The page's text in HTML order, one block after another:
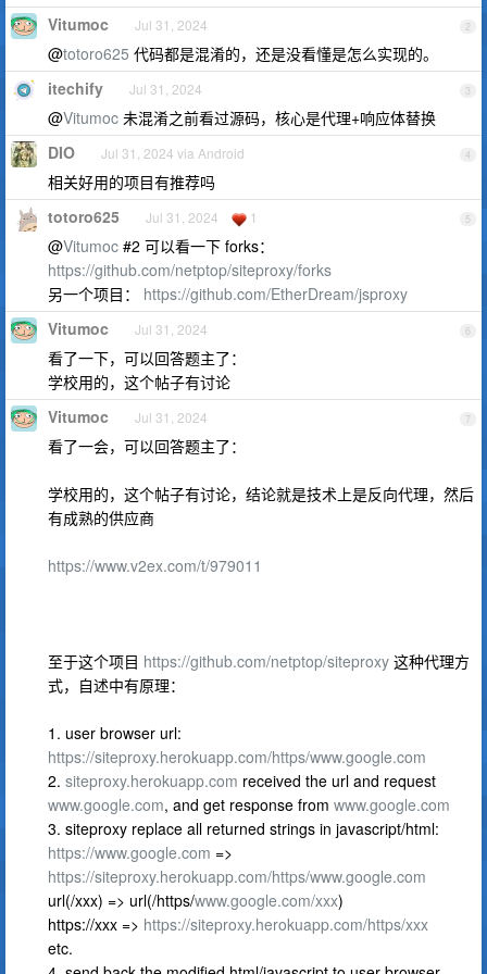
2
Vitumoc Jul 31, 2024
@totoro625 代码都是混淆的，还是没看懂是怎么实现的。
3
itechify Jul 31, 2024
@Vitumoc 未混淆之前看过源码，核心是代理+响应体替换
4
DIO Jul 31, 2024 via Android
相关好用的项目有推荐吗
5
totoro625 Jul 31, 2024 1
@Vitumoc #2 可以看一下 forks：
https://github.com/netptop/siteproxy/forks
另一个项目： https://github.com/EtherDream/jsproxy
6
Vitumoc Jul 31, 2024
看了一下，可以回答题主了：
学校用的，这个帖子有讨论
7
Vitumoc Jul 31, 2024
看了一会，可以回答题主了：
学校用的，这个帖子有讨论，结论就是技术上是反向代理，然后
有成熟的供应商
https://www.v2ex.com/t/979011
至于这个项目 https://github.com/netptop/siteproxy 这种代理方
式，自述中有原理：
1. user browser url:
https://siteproxy.herokuapp.com/https/www.google.com
2. siteproxy.herokuapp.com received the url and request
www.google.com, and get response from www.google.com
3. siteproxy replace all returned strings in javascript/html:
https://www.google.com =>
https://siteproxy.herokuapp.com/https/www.google.com
url(/xxx) => url(/https/www.google.com/xxx)
https://xxx => https://siteproxy.herokuapp.com/https/xxx
etc.